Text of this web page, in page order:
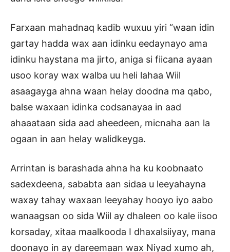
Farxaan mahadnaq kadib wuxuu yiri “waan idin
gartay hadda wax aan idinku eedaynayo ama
idinku haystana ma jirto, aniga si fiicana ayaan
usoo koray wax walba uu heli lahaa Wiil
asaagayga ahna waan helay doodna ma qabo,
balse waxaan idinka codsanayaa in aad
ahaaataan sida aad aheedeen, micnaha aan la
ogaan in aan helay walidkeyga.
Arrintan is barashada ahna ha ku koobnaato
sadexdeena, sababta aan sidaa u leeyahayna
waxay tahay waxaan leeyahay hooyo iyo aabo
wanaagsan oo sida Wiil ay dhaleen oo kale iisoo
korsaday, xitaa maalkooda I dhaxalsiiyay, mana
doonayo in ay dareemaan wax Niyad xumo ah,